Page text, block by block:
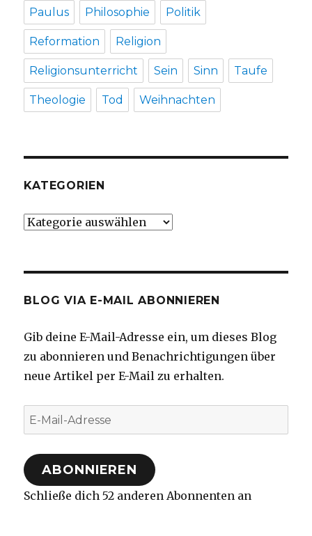
Paulus Philosophie Politik
Reformation Religion
Religionsunterricht Sein Sinn Taufe
Theologie Tod Weihnachten
KATEGORIEN
Kategorien
BLOG VIA E-MAIL ABONNIEREN
Gib deine E-Mail-Adresse ein, um dieses Blog
zu abonnieren und Benachrichtigungen über
neue Artikel per E-Mail zu erhalten.
E-
Mail-
Adresse
ABONNIEREN
Schließe dich 52 anderen Abonnenten an